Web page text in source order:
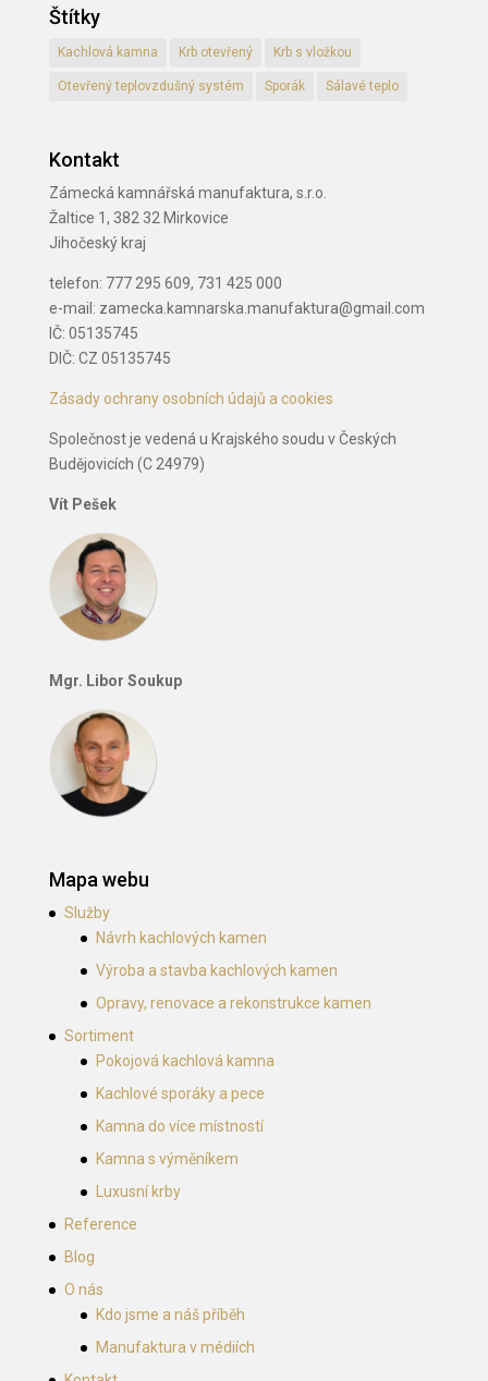
Štítky
Kachlová kamna Krb otevřený Krb s vložkou
Otevřený teplovzdušný systém Sporák Sálavé teplo
Kontakt
Zámecká kamnářská manufaktura, s.r.o.
Žaltice 1, 382 32 Mirkovice
Jihočeský kraj
telefon: 777 295 609, 731 425 000
e-mail: zamecka.kamnarska.manufaktura@gmail.com
IČ: 05135745
DIČ: CZ 05135745
Zásady ochrany osobních údajů a cookies
Společnost je vedená u Krajského soudu v Českých
Budějovicích (C 24979)
Vít Pešek
Mgr. Libor Soukup
Mapa webu
Služby
Návrh kachlových kamen
Výroba a stavba kachlových kamen
Opravy, renovace a rekonstrukce kamen
Sortiment
Pokojová kachlová kamna
Kachlové sporáky a pece
Kamna do více místností
Kamna s výměníkem
Luxusní krby
Reference
Blog
O nás
Kdo jsme a náš příběh
Manufaktura v médiích